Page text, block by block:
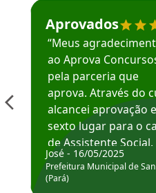
Estudante José
Aprovados
“Meus
ao Aprova
pela parceria que
aprova. Através do
alcancei aprovação
sexto lugar para o
de Assistente Social.
Hoje estou atuando
Prefeitura de
José - 16/05/2025
Prefeitura Municipal de
(Pará)